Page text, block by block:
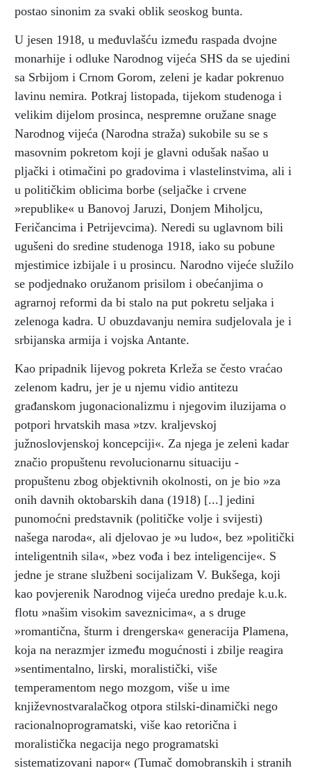
postao sinonim za svaki oblik seoskog bunta.
U jesen 1918, u međuvlašću između raspada dvojne
monarhije i odluke Narodnog vijeća SHS da se ujedini
sa Srbijom i Crnom Gorom, zeleni je kadar pokrenuo
lavinu nemira. Potkraj listopada, tijekom studenoga i
velikim dijelom prosinca, nespremne oružane snage
Narodnog vijeća (Narodna straža) sukobile su se s
masovnim pokretom koji je glavni odušak našao u
pljački i otimačini po gradovima i vlastelinstvima, ali i
u političkim oblicima borbe (seljačke i crvene
»republike« u Banovoj Jaruzi, Donjem Miholjcu,
Feričancima i Petrijevcima). Neredi su uglavnom bili
ugušeni do sredine studenoga 1918, iako su pobune
mjestimice izbijale i u prosincu. Narodno vijeće služilo
se podjednako oružanom prisilom i obećanjima o
agrarnoj reformi da bi stalo na put pokretu seljaka i
zelenoga kadra. U obuzdavanju nemira sudjelovala je i
srbijanska armija i vojska Antante.
Kao pripadnik lijevog pokreta Krleža se često vraćao
zelenom kadru, jer je u njemu vidio antitezu
građanskom jugonacionalizmu i njegovim iluzijama o
potpori hrvatskih masa »tzv. kraljevskoj
južnoslovjenskoj koncepciji«. Za njega je zeleni kadar
značio propuštenu revolucionarnu situaciju -
propuštenu zbog objektivnih okolnosti, on je bio »za
onih davnih oktobarskih dana (1918) [...] jedini
punomoćni predstavnik (političke volje i svijesti)
našega naroda«, ali djelovao je »u ludo«, bez »politički
inteligentnih sila«, »bez vođa i bez inteligencije«. S
jedne je strane službeni socijalizam V. Bukšega, koji
kao povjerenik Narodnog vijeća uredno predaje k.u.k.
flotu »našim visokim saveznicima«, a s druge
»romantična, šturm i drengerska« generacija Plamena,
koja na nerazmjer između mogućnosti i zbilje reagira
»sentimentalno, lirski, moralistički, više
temperamentom nego mozgom, više u ime
književnostvaralačkog otpora stilski-dinamički nego
racionalnoprogramatski, više kao retorična i
moralistička negacija nego programatski
sistematizovani napor« (Tumač domobranskih i stranih